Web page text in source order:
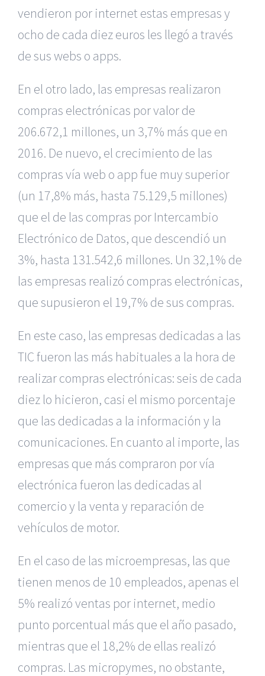
vendieron por internet estas empresas y
ocho de cada diez euros les llegó a través
de sus webs o apps.
En el otro lado, las empresas realizaron
compras electrónicas por valor de
206.672,1 millones, un 3,7% más que en
2016. De nuevo, el crecimiento de las
compras vía web o app fue muy superior
(un 17,8% más, hasta 75.129,5 millones)
que el de las compras por Intercambio
Electrónico de Datos, que descendió un
3%, hasta 131.542,6 millones. Un 32,1% de
las empresas realizó compras electrónicas,
que supusieron el 19,7% de sus compras.
En este caso, las empresas dedicadas a las
TIC fueron las más habituales a la hora de
realizar compras electrónicas: seis de cada
diez lo hicieron, casi el mismo porcentaje
que las dedicadas a la información y la
comunicaciones. En cuanto al importe, las
empresas que más compraron por vía
electrónica fueron las dedicadas al
comercio y la venta y reparación de
vehículos de motor.
En el caso de las microempresas, las que
tienen menos de 10 empleados, apenas el
5% realizó ventas por internet, medio
punto porcentual más que el año pasado,
mientras que el 18,2% de ellas realizó
compras. Las micropymes, no obstante,